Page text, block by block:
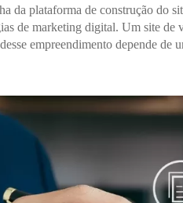
da plataforma de construção do
de marketing digital. Um site
empreendimento depende